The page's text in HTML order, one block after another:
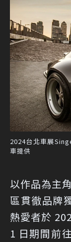
2024台北車展
車提供
以作品為主
區貫徹品牌
熱愛者於
1 日期間前